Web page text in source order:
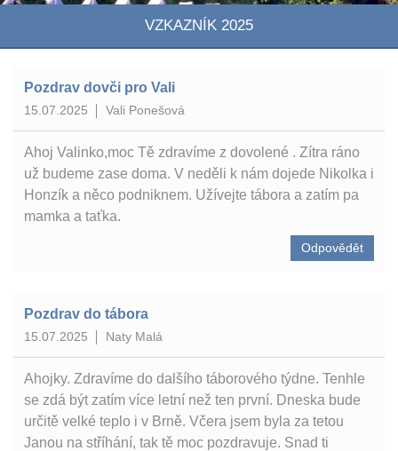
VZKAZNÍK 2025
Pozdrav dovči pro Vali
15.07.2025 Vali Ponešová
Ahoj Valinko,moc Tě zdravíme z dovolené . Zítra ráno
už budeme zase doma. V neděli k nám dojede Nikolka i
Honzík a něco podniknem. Užívejte tábora a zatím pa
mamka a taťka.
Odpovědět
Pozdrav do tábora
15.07.2025 Naty Malá
Ahojky. Zdravíme do dalšího táborového týdne. Tenhle
se zdá být zatím více letní než ten první. Dneska bude
určitě velké teplo i v Brně. Včera jsem byla za tetou
Janou na stříhání, tak tě moc pozdravuje. Snad ti